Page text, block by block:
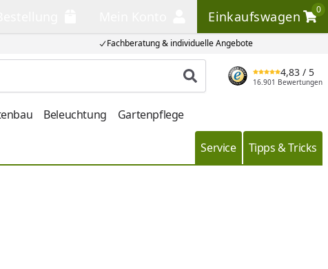
Fachberatung & individuelle Angebote
Einkaufswagen
0
Einkaufswagen
Produkt suchen
4,83 / 5
16.901 Bewertungen
Beleuchtung Gartenpflege
Service Tipps & Tricks